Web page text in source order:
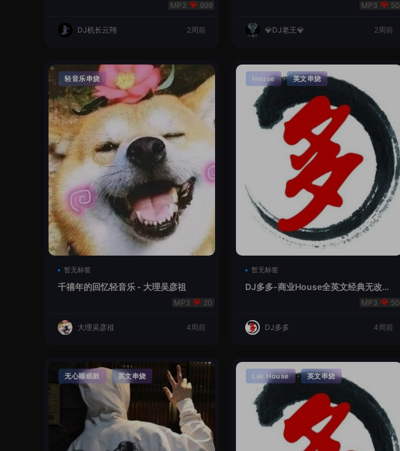
999
DJ机长云翔 2周前
50
💎DJ老王💎 2周前
轻音乐串烧
暂无标签
千禧年的回忆轻音乐 - 大理吴彦祖
20
大理吴彦祖 4周前
House · 英文串烧
暂无标签
DJ多多-商业House全英文经典无改版
50
DJ多多 4周前
无心睡眠鼓 · 英文串烧 Lak House · 英文串烧